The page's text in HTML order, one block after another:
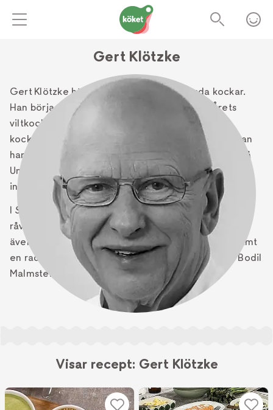
Gert Klötzke
Gert Klötzke hör till våra mest merittyngda kockar.
Han började tävla 1986 och blev i rask följd Årets
viltkock, Årets kock och lagledare för det
kocklandslag som vunnit flera OS- och VM-titlar. Han
har Sveriges första professur i gastronomi vid Umeå
Universitet och ett stort antal kokböcker bakom sig,
inte minst om vilt och hälsa.
I Skogens mathar han samlat sina bästa recept med
råvaror från skog och sjö.Skogens matinnehåller
även litterära texter, skrivna av Karsten Thurfjell samt
en rad andra författare som Vilhelm Moberg och Bodil
Malmsten.
Skriv ut
Visar recept: Gert Klötzke